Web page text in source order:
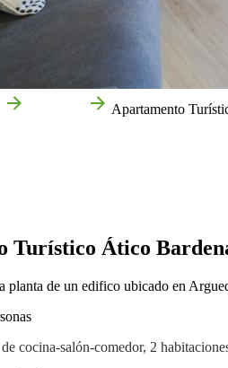
Apartamento
Turístico Ático
planta de un edifico ubicado en
cocina-salón-comedor, 2